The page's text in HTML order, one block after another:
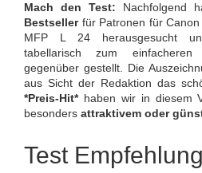
Mach den Test: Nachfolgend
Bestsellerfür Patronen für Canon
MFP L 24 herausgesucht
tabellarisch zum
gegenüber gestellt. Die
aus Sicht der Redaktion das
*Preis-Hit*haben wir in diesem
besonders attraktivem oder
Test